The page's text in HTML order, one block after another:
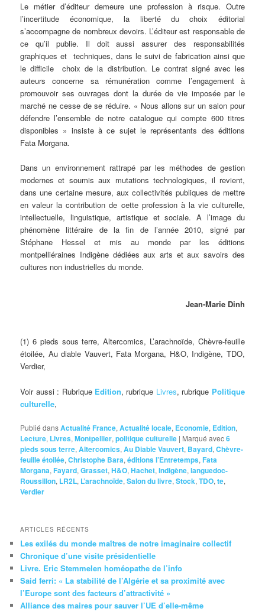
Le métier d’éditeur demeure une profession à risque. Outre
l’incertitude économique, la liberté du choix éditorial
s’accompagne de nombreux devoirs. L’éditeur est responsable de
ce qu’il publie. Il doit aussi assurer des responsabilités
graphiques et techniques, dans le suivi de fabrication ainsi que
le difficile choix de la distribution. Le contrat signé avec les
auteurs concerne sa rémunération comme l’engagement à
promouvoir ses ouvrages dont la durée de vie imposée par le
marché ne cesse de se réduire. « Nous allons sur un salon pour
défendre l’ensemble de notre catalogue qui compte 600 titres
disponibles » insiste à ce sujet le représentants des éditions
Fata Morgana.
Dans un environnement rattrapé par les méthodes de gestion
modernes et soumis aux mutations technologiques, il revient,
dans une certaine mesure, aux collectivités publiques de mettre
en valeur la contribution de cette profession à la vie culturelle,
intellectuelle, linguistique, artistique et sociale. A l’image du
phénomène littéraire de la fin de l’année 2010, signé par
Stéphane Hessel et mis au monde par les éditions
montpelliéraines Indigène dédiées aux arts et aux savoirs des
cultures non industrielles du monde.
Jean-Marie Dinh
(1) 6 pieds sous terre, Altercomics, L’arachnoïde, Chèvre-feuille
étoilée, Au diable Vauvert, Fata Morgana, H&O, Indigène, TDO,
Verdier,
Voir aussi : Rubrique Edition, rubrique Livres, rubrique Politique
culturelle,
Publié dansActualité France,Actualité locale, Economie, Edition,
Lecture, Livres,Montpellier,politique culturelle | Marqué avec6
pieds sous terre,Altercomics,Au Diable Vauvert, Bayard,Chèvre-
feuille étoilée,Christophe Bara,éditions l’Entretemps,Fata
Morgana,Fayard,Grasset,H&O,Hachet,Indigène,languedoc-
Roussillon, LR2L, L’arachnoïde,Salon du livre,Stock,TDO,te,
Verdier
ARTICLES RÉCENTS
Les exilés du monde maîtres de notre imaginaire collectif
Chronique d’une visite présidentielle
Livre. Eric Stemmelen homéopathe de l’info
Said ferri: « La stabilité de l’Algérie et sa proximité avec
l’Europe sont des facteurs d’attractivité »
Alliance des maires pour sauver l’UE d’elle-même